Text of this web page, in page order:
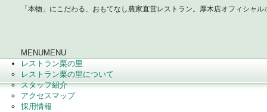
「本物」にこだわる、おもてなし農家直営レストラン。厚木店オフィシャル
MENUMENU
レストラン栗の里
レストラン栗の里について
スタッフ紹介
アクセスマップ
採用情報